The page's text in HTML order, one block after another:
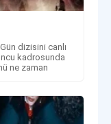
dizisini canlı
kadrosunda
ne zaman